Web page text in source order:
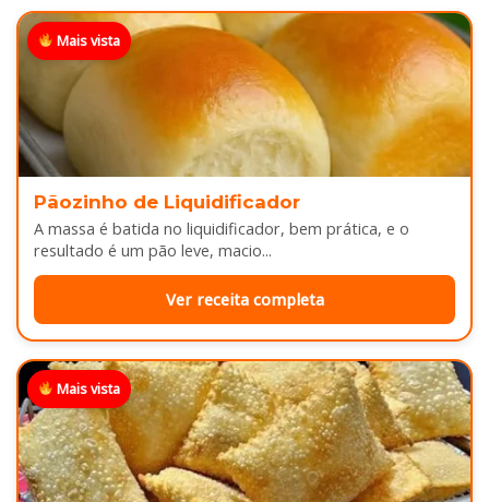
Mais vista
Pãozinho de Liquidificador
A massa é batida no liquidificador, bem prática, e o
resultado é um pão leve, macio...
Ver receita completa
Mais vista